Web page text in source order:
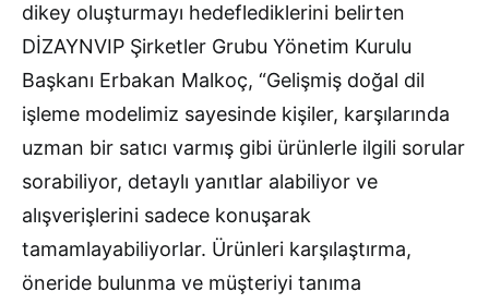
dikey oluşturmayı hedeflediklerini belirten
DİZAYNVIP Şirketler Grubu Yönetim Kurulu
Başkanı Erbakan Malkoç, “Gelişmiş doğal dil
işleme modelimiz sayesinde kişiler, karşılarında
uzman bir satıcı varmış gibi ürünlerle ilgili sorular
sorabiliyor, detaylı yanıtlar alabiliyor ve
alışverişlerini sadece konuşarak
tamamlayabiliyorlar. Ürünleri karşılaştırma,
öneride bulunma ve müşteriyi tanıma